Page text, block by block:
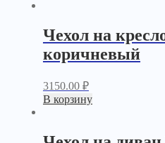
Чехол на
коричневый
3150.00 ₽
В корзину